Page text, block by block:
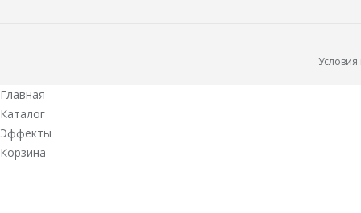
Главная
Каталог
Эффекты
Корзина